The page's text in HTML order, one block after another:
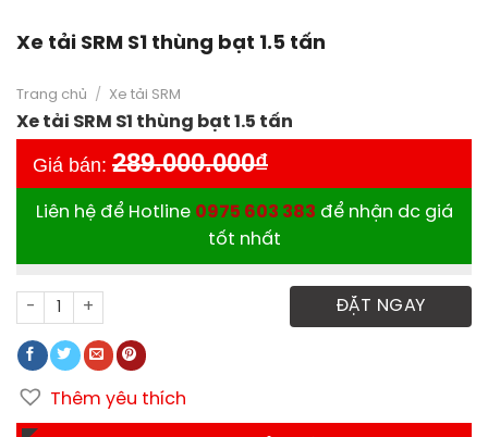
Xe tải SRM S1 thùng bạt 1.5 tấn
Trang chủ / Xe tải SRM
Xe tải SRM S1 thùng bạt 1.5 tấn
Giá bán: 289.000.000₫
Liên hệ để Hotline 0975 603 383 để nhận dc giá
tốt nhất
Xe tải SRM S1 thùng bạt 1.5 tấn số lượng ĐẶT NGAY
Thêm yêu thích